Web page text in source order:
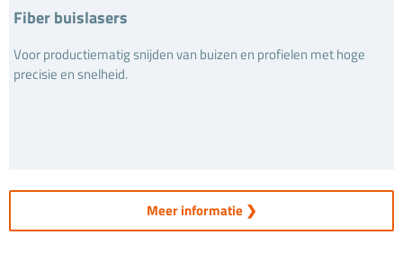
Fiber buislasers
Voor productiematig snijden van buizen en profielen met hoge
precisie en snelheid.
Meer informatie ❯